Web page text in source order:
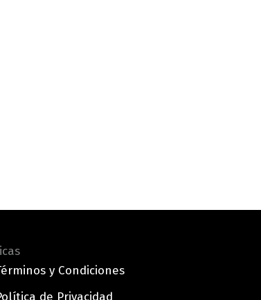
y Condiciones
de Privacidad